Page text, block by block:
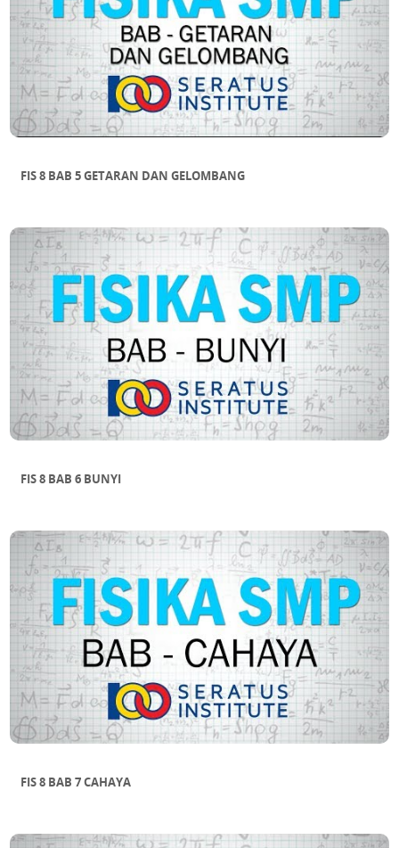
FIS 8 BAB 5 GETARAN DAN GELOMBANG
FIS 8 BAB 6 BUNYI
FIS 8 BAB 7 CAHAYA